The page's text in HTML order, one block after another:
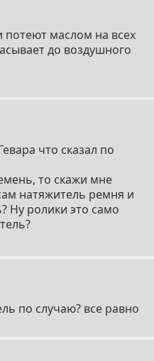
потеют маслом на всех
до воздушного
что сказал по
то скажи мне
натяжитель ремня и
Ну ролики это само
по случаю? все равно